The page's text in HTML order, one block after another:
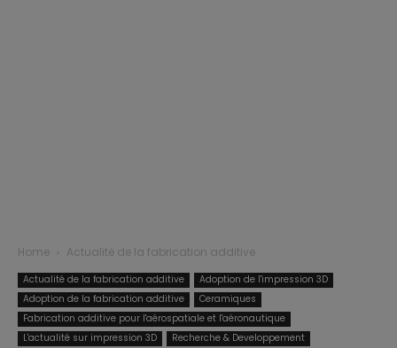
Home Actualité de la fabrication additive
Actualité de la fabrication additive
Adoption de l'impression 3D
Adoption de la fabrication additive
Ceramiques
Fabrication additive pour l'aérospatiale et l'aéronautique
L'actualité sur impression 3D
Recherche & Developpement